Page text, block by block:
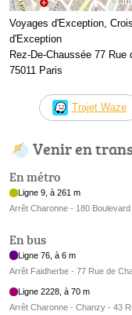
Voyages d'Exception,
d'Exception
Rez-De-Chaussée 77 Rue
75011 Paris
Trajet Waze
Venir en
En métro
Ligne 9, à 261 m
Arrêt Charonne - 180 Boulevard
En bus
Ligne 76, à 6 m
Arrêt Faidherbe - 77 Rue de
Ligne 2228, à 70 m
Arrêt Charonne - Chanzy - 43